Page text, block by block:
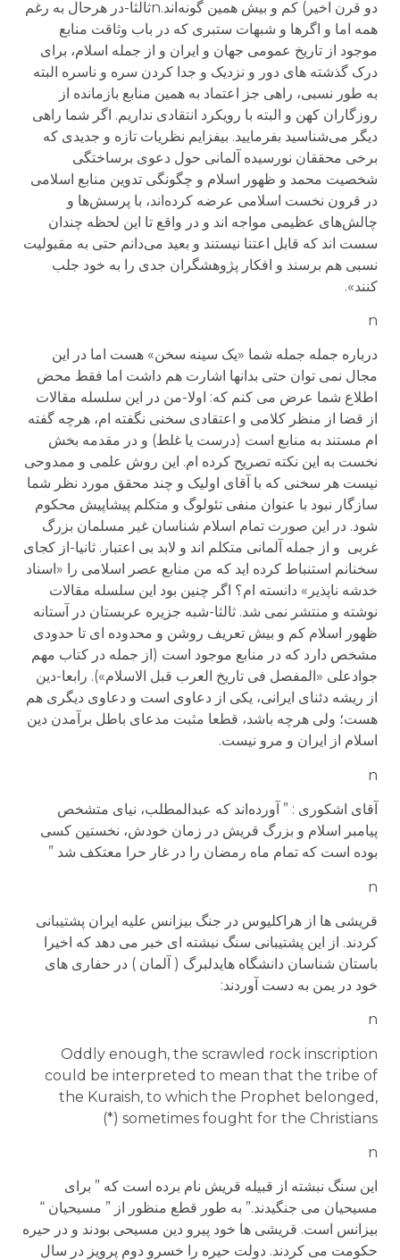
دو قرن اخیر) کم و بیش همین گونه‌اند.nثالثا-در هرحال به رغم
همه اما و اگرها و شبهات ستبری که در باب وثاقت منابع
موجود از تاریخ عمومی جهان و ایران و از جمله اسلام، برای
درک گذشته های دور و نزدیک و جدا کردن سره و ناسره البته
به طور نسبی، راهی جز اعتماد به همین منابع بازمانده از
روزگاران کهن و البته با رویکرد انتقادی نداریم. اگر شما راهی
دیگر می‌شناسید بفرمایید. بیفزایم نظریات تازه و جدیدی که
برخی محققان نورسیده آلمانی حول دعوی برساختگی
شخصیت محمد و ظهور اسلام و چگونگی تدوین منابع اسلامی
در قرون نخست اسلامی عرضه کرده‌اند، با پرسش‌ها و
چالش‌های عظیمی مواجه اند و در واقع تا این لحظه چندان
سست اند که قابل اعتنا نیستند و بعید می‌دانم حتی به مقبولیت
نسبی هم برسند و افکار پژوهشگران جدی را به خود جلب
کنند».
n
درباره جمله جمله شما «یک سینه سخن» هست اما در این
مجال نمی توان حتی بدانها اشارت هم داشت اما فقط محض
اطلاع شما عرض می کنم که: اولا-من در این سلسله مقالات
از قضا از منظر کلامی و اعتقادی سخنی نگفته ام، هرچه گفته
ام مستند به منابع است (درست یا غلط) و در مقدمه بخش
نخست به این نکته تصریح کرده ام. این روش علمی و ممدوحی
نیست هر سخنی که با آقای اولیک و چند محقق مورد نظر شما
سازگار نبود با عنوان منفی تئولوگ و متکلم پیشاپیش محکوم
شود. در این صورت تمام اسلام شناسان غیر مسلمان بزرگ
غربی و از جمله آلمانی متکلم اند و لابد بی اعتبار. ثانیا-از کجای
سخنانم استنباط کرده اید که من منابع عصر اسلامی را «اسناد
خدشه ناپذیر» دانسته ام؟ اگر چنین بود این سلسله مقالات
نوشته و منتشر نمی شد. ثالثا-شبه جزیره عربستان در آستانه
ظهور اسلام کم و بیش تعریف روشن و محدوده ای تا حدودی
مشخص دارد که در منابع موجود است (از جمله در کتاب مهم
جوادعلی «المفصل فی تاریخ العرب قبل الاسلام»). رابعا-دین
از ریشه دئنای ایرانی، یکی از دعاوی است و دعاوی دیگری هم
هست؛ ولی هرچه باشد، قطعا مثبت مدعای باطل برآمدن دین
اسلام از ایران و مرو نیست.
n
آقای اشکوری : ” آورده‌اند که عبدالمطلب، نیای متشخص
پیامبر اسلام و بزرگ قریش در زمان خودش، نخستین کسی
بوده است که تمام ماه رمضان را در غار حرا معتکف شد ”
n
قریشی ها از هراکلیوس در جنگ بیزانس علیه ایران پشتیبانی
کردند. از این پشتیبانی سنگ نبشته ای خبر می دهد که اخیرا
باستان شناسان دانشگاه هایدلبرگ ( آلمان ) در حفاری های
خود در یمن به دست آوردند:
n
Oddly enough, the scrawled rock inscription
could be interpreted to mean that the tribe of
the Kuraish, to which the Prophet belonged,
sometimes fought for the Christians (*)
n
این سنگ نبشته از قبیله قریش نام برده است که ” برای
مسیحیان می جنگیدند.” به طور قطع منظور از ” مسیحیان “
بیزانس است. قریشی ها خود پیرو دین مسیحی بودند و در حیره
حکومت می کردند. دولت حیره را خسرو دوم پرویز در سال